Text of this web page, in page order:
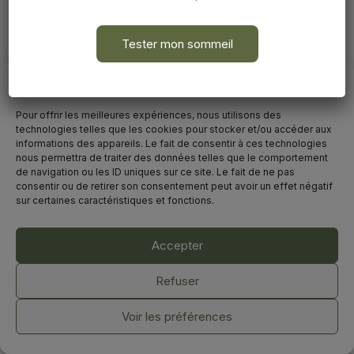
Pour offrir les meilleures expériences, nous utilisons des
technologies telles que les cookies pour stocker et/ou accéder aux
informations des appareils. Le fait de consentir à ces technologies
nous permettra de traiter des données telles que le comportement
de navigation ou les ID uniques sur ce site. Le fait de ne pas
consentir ou de retirer son consentement peut avoir un effet négatif
sur certaines caractéristiques et fonctions.
Accepter
Refuser
Voir les préférences
©2025. Marion Vallès-Dordal
Mentions légales & Politique de confidentialité-CGV
Tester mon sommeil